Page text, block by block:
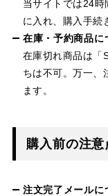
当サイトでは24時
に入れ、購入手続
在庫・予約商品に
在庫切れ商品は「
ちは不可。万一、
ます。
購入前の注意
注文完了メールに